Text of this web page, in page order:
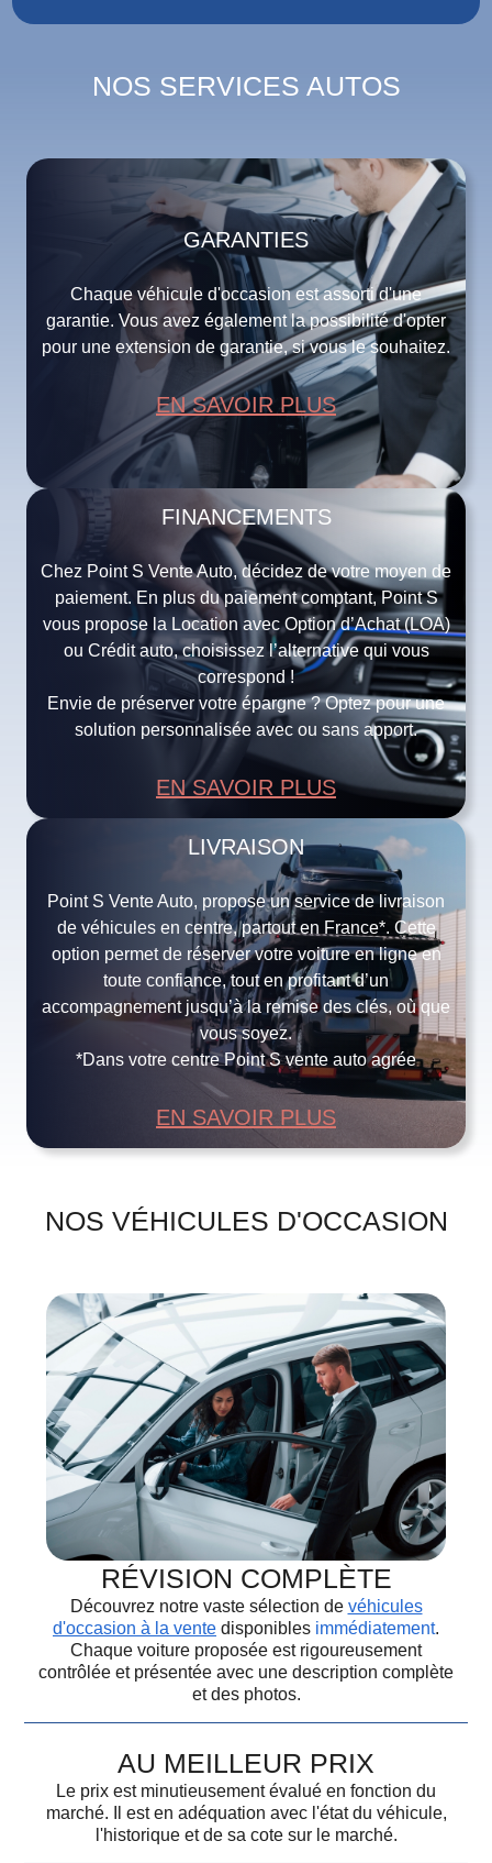
NOS SERVICES AUTOS
GARANTIES
Chaque véhicule d'occasion est assorti d'une
garantie. Vous avez également la possibilité d'opter
pour une extension de garantie, si vous le souhaitez.
EN SAVOIR PLUS
FINANCEMENTS
Chez Point S Vente Auto, décidez de votre moyen de
paiement. En plus du paiement comptant, Point S
vous propose la Location avec Option d’Achat (LOA)
ou Crédit auto, choisissez l’alternative qui vous
correspond !
Envie de préserver votre épargne ? Optez pour une
solution personnalisée avec ou sans apport.
EN SAVOIR PLUS
LIVRAISON
Point S Vente Auto, propose un service de livraison
de véhicules en centre, partout en France*. Cette
option permet de réserver votre voiture en ligne en
toute confiance, tout en profitant d’un
accompagnement jusqu’à la remise des clés, où que
vous soyez.
*Dans votre centre Point S vente auto agrée
EN SAVOIR PLUS
NOS VÉHICULES D'OCCASION
RÉVISION COMPLÈTE
Découvrez notre vaste sélection de véhicules
d'occasion à la vente disponibles immédiatement.
Chaque voiture proposée est rigoureusement
contrôlée et présentée avec une description complète
et des photos.
AU MEILLEUR PRIX
Le prix est minutieusement évalué en fonction du
marché. Il est en adéquation avec l'état du véhicule,
l'historique et de sa cote sur le marché.